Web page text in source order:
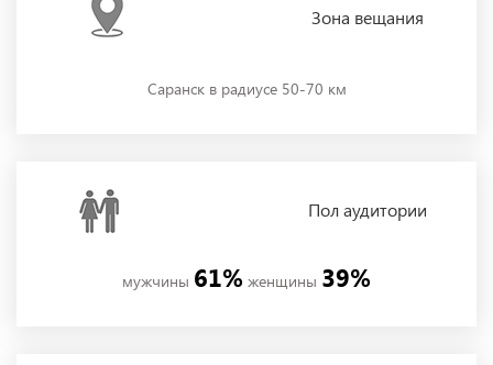
Зона вещания
Саранск в радиусе 50-70 км
Полаудитории
мужчины 61% женщины 39%